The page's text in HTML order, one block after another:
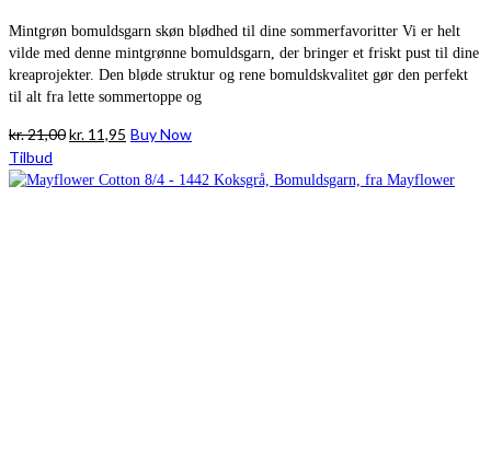
Mintgrøn bomuldsgarn skøn blødhed til dine sommerfavoritter Vi er helt
vilde med denne mintgrønne bomuldsgarn, der bringer et friskt pust til dine
kreaprojekter. Den bløde struktur og rene bomuldskvalitet gør den perfekt
til alt fra lette sommertoppe og
kr.21,00Den
pris
kr. 11,95 Den
pris
Buy Now
Tilbud